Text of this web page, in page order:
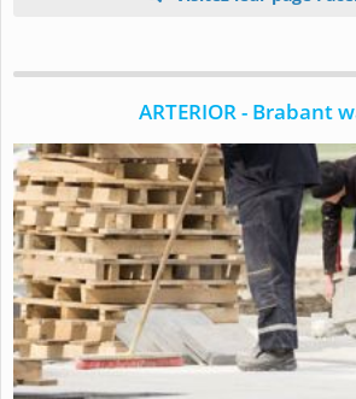
ARTERIOR - Brabant